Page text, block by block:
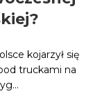
kojarzył się
truckami na